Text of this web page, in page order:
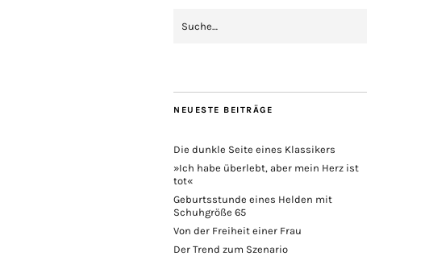
NEUESTE BEITRÄGE
Die dunkle Seite eines Klassikers
»Ich habe überlebt, aber mein Herz ist
tot«
Geburtsstunde eines Helden mit
Schuhgröße 65
Von der Freiheit einer Frau
Der Trend zum Szenario